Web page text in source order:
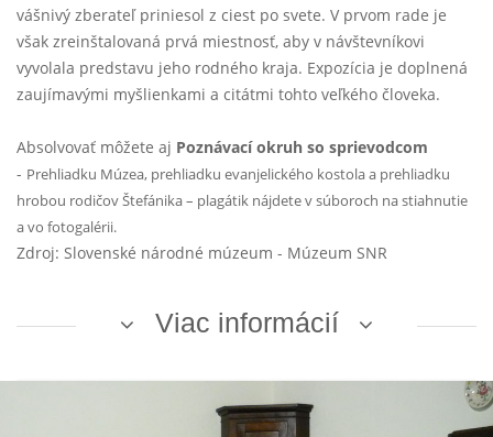
vášnivý zberateľ priniesol z ciest po svete. V prvom rade je
však zreinštalovaná prvá miestnosť, aby v návštevníkovi
vyvolala predstavu jeho rodného kraja. Expozícia je doplnená
zaujímavými myšlienkami a citátmi tohto veľkého človeka.
Absolvovať môžete aj Poznávací okruh so sprievodcom
- Prehliadku Múzea, prehliadku evanjelického kostola a prehliadku
hrobou rodičov Štefánika – plagátik nájdete v súboroch na stiahnutie
a vo fotogalérii.
Zdroj: Slovenské národné múzeum - Múzeum SNR
Viac informácií